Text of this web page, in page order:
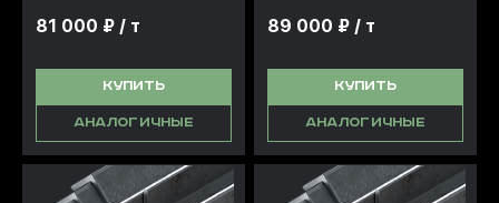
81 000 ₽ / т
КУПИТЬ
АНАЛОГИЧНЫЕ
89 000 ₽ / т
КУПИТЬ
АНАЛОГИЧНЫЕ